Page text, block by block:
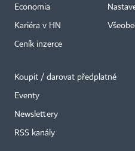
Economia
Kariéra v HN
Ceník inzerce
Koupit / darovat předplatné
Eventy
Newslettery
RSS kanály